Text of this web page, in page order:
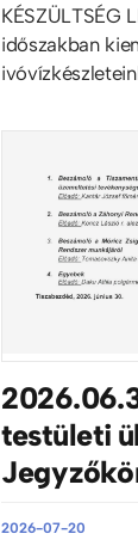
KÉSZÜLTSÉG
időszakban
testületi
2026-07-20